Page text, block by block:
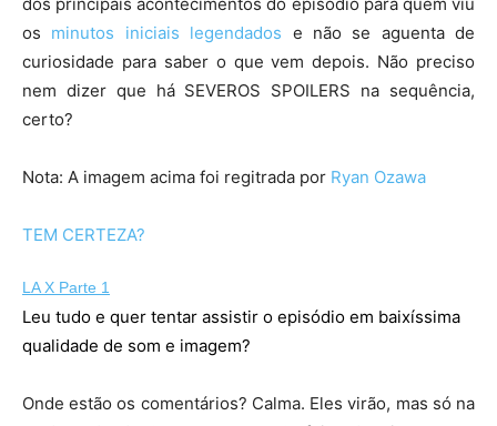
os minutos iniciais legendados e não se aguenta de
curiosidade para saber o que vem depois. Não preciso
nem dizer que há SEVEROS SPOILERS na sequência,
certo?
Nota: A imagem acima foi regitrada por Ryan Ozawa
TEM CERTEZA?
LA X Parte 1
Leu tudo e quer tentar assistir o episódio em baixíssima
qualidade de som e imagem?
Onde estão os comentários? Calma. Eles virão, mas só na